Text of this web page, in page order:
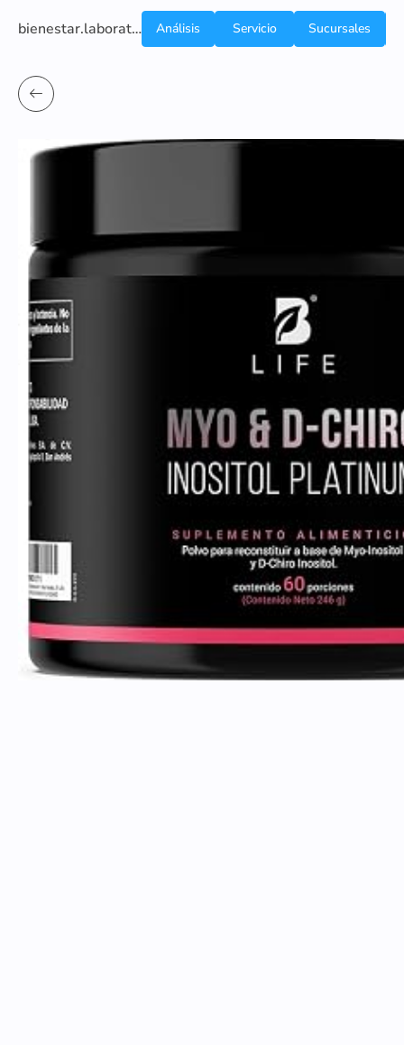
bienestar.laboratoriocliniconsb.com
Análisis
Servicio
Sucursales